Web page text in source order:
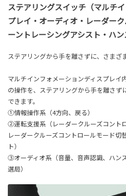
ステアリングスイッチ（マルチ
プレイ・オーディオ・レーダー
ーントレーシングアシスト・ハン
ステアリングから手を離さずに、さまざ
マルチインフォメーションディスプレイ
の操作を、ステアリングから手を離さず
できます。
①情報操作系（4方向、戻る）
②運転支援系（レーダークルーズコント
レーダークルーズコントロールモード切
ト）
③オーディオ系（音量、音声認識、ハン
選局）